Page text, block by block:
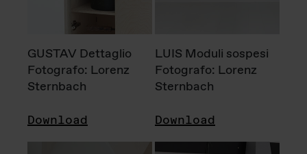
GUSTAV Dettaglio
Fotografo: Lorenz
Sternbach
Download
LUIS Moduli sospesi
Fotografo: Lorenz
Sternbach
Download